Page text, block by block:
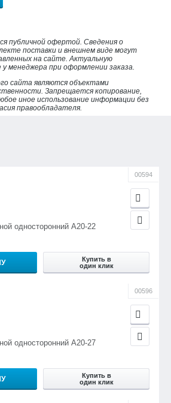
публичной офертой. Сведения о
поставки и внешнем виде могут
на сайте. Актуальную
менеджера при оформлении заказа.
сайта являются объектами
Запрещается копирование,
иное использование информации без
правообладателя.
00594
односторонний А20-22
Купить в
один клик
00596
односторонний А20-27
Купить в
один клик